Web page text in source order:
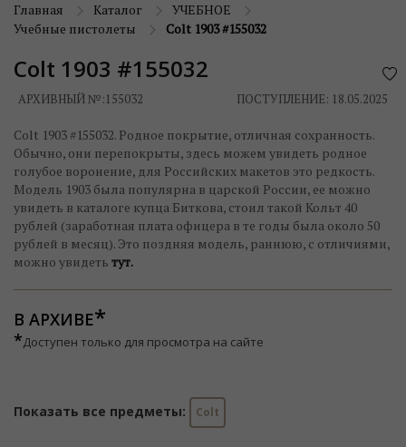
Главная Каталог
УЧЕБНОЕ
Учебные пистолеты
Colt 1903 #155032
Colt 1903 #155032
АРХИВНЫЙ №:155032 ПОСТУПЛЕНИЕ: 18.05.2025
Colt 1903 #155032. Родное покрытие, отличная сохранность.
Обычно, они перепокрыты, здесь можем увидеть родное
голубое воронение, для Российских макетов это редкость.
Модель 1903 была популярна в царской России, ее можно
увидеть в каталоге купца Биткова, стоил такой Кольт 40
рублей (заработная плата офицера в те годы была около 50
рублей в месяц). Это поздняя модель, раннюю, с отличиями,
можно увидеть тут.
В АРХИВЕ
*Доступен только для просмотра на сайте
Показать все предметы: Colt